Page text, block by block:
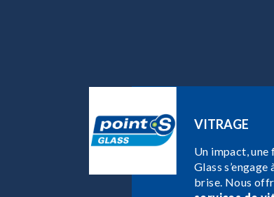
VITRAGE
Un impact, une
Glass
brise. Nous